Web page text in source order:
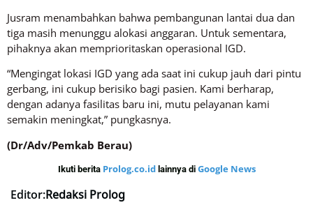
Jusram menambahkan bahwa pembangunan lantai dua dan
tiga masih menunggu alokasi anggaran. Untuk sementara,
pihaknya akan memprioritaskan operasional IGD.
“Mengingat lokasi IGD yang ada saat ini cukup jauh dari pintu
gerbang, ini cukup berisiko bagi pasien. Kami berharap,
dengan adanya fasilitas baru ini, mutu pelayanan kami
semakin meningkat,” pungkasnya.
(Dr/Adv/Pemkab Berau)
Ikuti berita Prolog.co.id lainnya di Google News
Editor:Redaksi Prolog